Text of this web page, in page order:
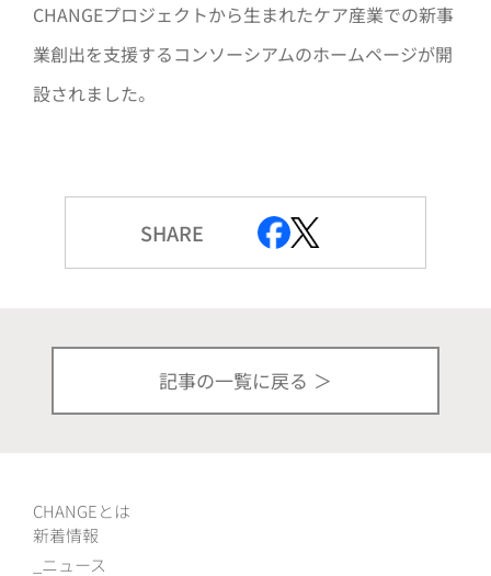
CHANGEプロジェクトから生まれたケア産業での新事
業創出を支援するコンソーシアムのホームページが開
設されました。
SHARE
記事の一覧に戻る
CHANGEとは
新着情報
ニュース